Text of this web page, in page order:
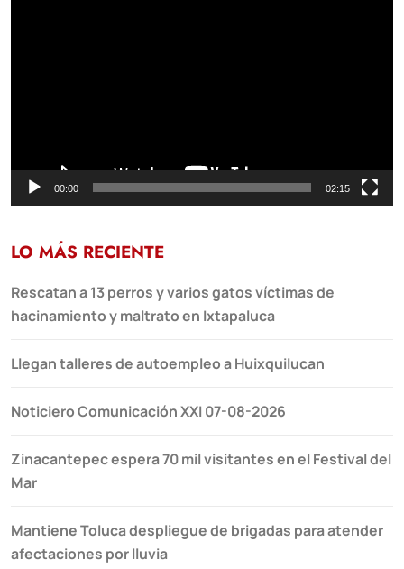
00:00 02:15
LO MÁS RECIENTE
Rescatan a 13 perros y varios gatos víctimas de
hacinamiento y maltrato en Ixtapaluca
Llegan talleres de autoempleo a Huixquilucan
Noticiero Comunicación XXI 07-08-2026
Zinacantepec espera 70 mil visitantes en el Festival del
Mar
Mantiene Toluca despliegue de brigadas para atender
afectaciones por lluvia